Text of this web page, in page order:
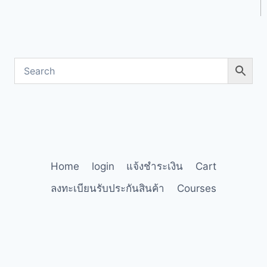
Home login แจ้งชำระเงิน
Cart
ลงทะเบียนรับประกันสินค้า
Courses